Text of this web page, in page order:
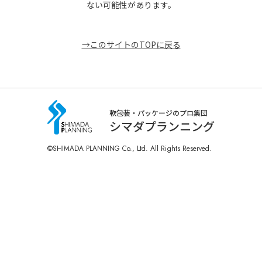
ない可能性があります。
→このサイトのTOPに戻る
軟包装・パッケージのプロ集団
シマダプランニング
©SHIMADA PLANNING Co., Ltd. All Rights Reserved.